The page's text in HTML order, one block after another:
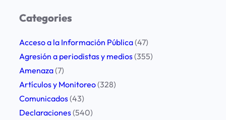
r
h
Categories
Acceso a la Información Pública(47)
Agresión a periodistas y medios(355)
Amenaza(7)
Artículos y Monitoreo(328)
Comunicados(43)
Declaraciones(540)